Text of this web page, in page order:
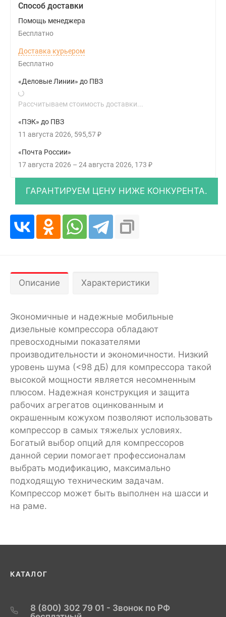
Способ доставки
Помощь менеджера
Бесплатно
Доставка курьером
Бесплатно
«Деловые Линии» до ПВЗ
Рассчитываем стоимость доставки...
«ПЭК» до ПВЗ
11 августа 2026 595,57₽
«Почта России»
17 августа 2026 – 24 августа 2026 173 ₽
Описание Характеристики
Экономичные и надежные мобильные
дизельные компрессора обладают
превосходными показателями
производительности и экономичности. Низкий
уровень шума (<98 дБ) для компрессора такой
высокой мощности является несомненным
плюсом. Надежная конструкция и защита
рабочих агрегатов оцинкованным и
окрашенным кожухом позволяют использовать
компрессор в самых тяжелых условиях.
Богатый выбор опций для компрессоров
данной серии помогает профессионалам
выбрать модификацию, максимально
подходящую техническим задачам.
Компрессор может быть выполнен на шасси и
на раме.
КАТАЛОГ
8 (800) 302 79 01 - Звонок по РФ